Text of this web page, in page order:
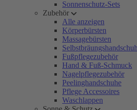
Sonnenschutz-Sets
Zubehör
Alle anzeigen
Körperbürsten
Massagebürsten
Fußpflegezubehör
Hand & Fuß-Schmuck
Nagelpflegezubehör
Peelinghandschuhe
Pflege Accessoires
Waschlappen